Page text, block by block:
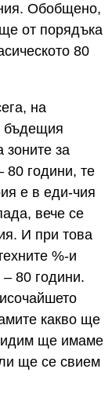
Обобщено,
от порядъка
80
на
бъдещия
зоните за
80 години, те
е в еди-чия
вече се
И при това
%-и
80 години.
какво ще
ще имаме
ще се свием